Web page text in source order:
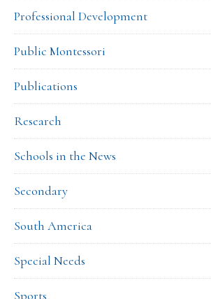
Professional Development
Public Montessori
Publications
Research
Schools in the News
Secondary
South America
Special Needs
Sports